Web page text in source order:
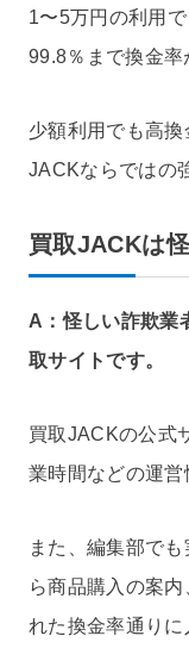
1〜5万円の利用
99.8％まで換金率
少額利用でも高
JACKならではの
買取JACKは
A：怪しい詐欺業
取サイトです。
買取JACKの公式
業時間などの運営
また、編集部で
ら商品購入の案
れた換金率通りに